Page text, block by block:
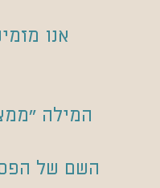
אנו
המילה
השם של